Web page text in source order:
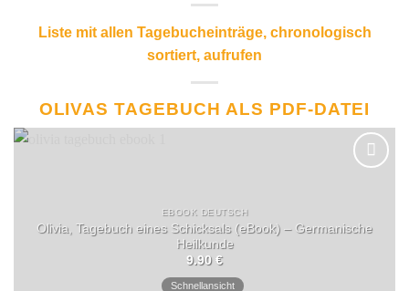
Liste mit allen Tagebucheinträge, chronologisch
sortiert, aufrufen
OLIVAS TAGEBUCH ALS PDF-DATEI
EBOOK DEUTSCH
Olivia, Tagebuch eines Schicksals (eBook) – Germanische
Heilkunde
9.90 €
Schnellansicht